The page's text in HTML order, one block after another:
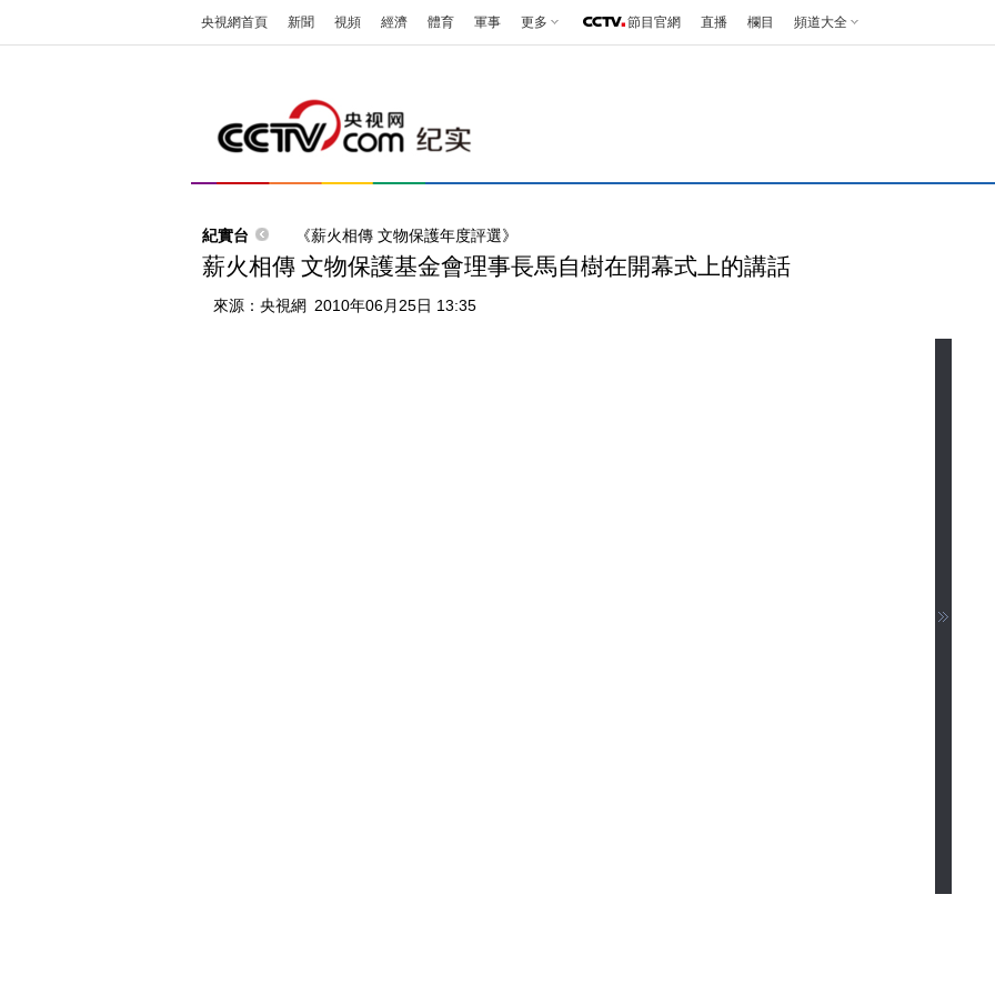
央視網首頁 新聞 視頻 經濟 體育 軍事 更多 節目官網 直播 欄目 頻道大全
紀實台 《薪火相傳 文物保護年度評選》
薪火相傳 文物保護基金會理事長馬自樹在開幕式上的講話
來源： 央視網 2010年06月25日 13:35